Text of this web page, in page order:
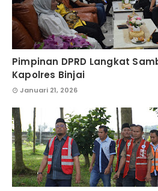
Pimpinan DPRD Langkat
Kapolres Binjai
Januari 21, 2026